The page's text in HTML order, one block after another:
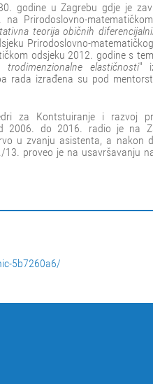
godine u Zagrebu gdje je
Prirodoslovno-
teorija običnih
Prirodoslovno-
odsjeku 2012. godine s
elastičnosti"
rada izrađena su pod
za Kontstuiranje i razvoj
2006. do 2016. radio je na
u zvanju asistenta, a nakon
proveo je na usavršavanju
5b7260a6/